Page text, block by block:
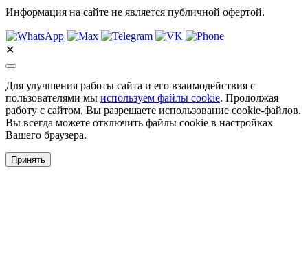
Информация на сайте не является публичной офертой.
✕
Для улучшения работы сайта и его взаимодействия с
пользователями мы используем файлы cookie. Продолжая
работу с сайтом, Вы разрешаете использование cookie-файлов.
Вы всегда можете отключить файлы cookie в настройках
Вашего браузера.
Принять